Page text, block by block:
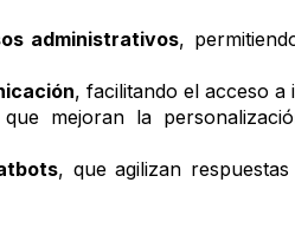
administrativos,
, facilitando el acceso
mejoran la
, que agilizan